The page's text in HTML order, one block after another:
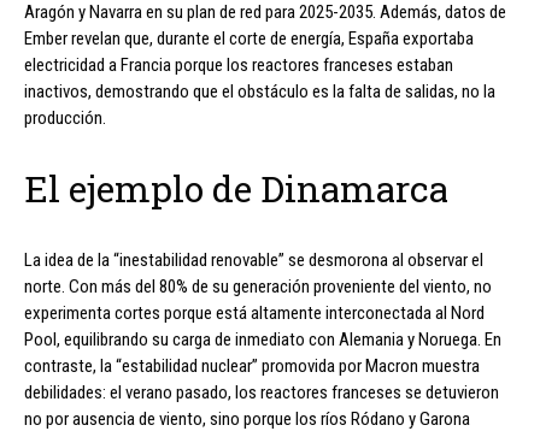
Aragón y Navarra en su plan de red para 2025-2035. Además, datos de
Ember revelan que, durante el corte de energía, España exportaba
electricidad a Francia porque los reactores franceses estaban
inactivos, demostrando que el obstáculo es la falta de salidas, no la
producción.
El ejemplo de Dinamarca
La idea de la “inestabilidad renovable” se desmorona al observar el
norte. Con más del 80% de su generación proveniente del viento, no
experimenta cortes porque está altamente interconectada al Nord
Pool, equilibrando su carga de inmediato con Alemania y Noruega. En
contraste, la “estabilidad nuclear” promovida por Macron muestra
debilidades: el verano pasado, los reactores franceses se detuvieron
no por ausencia de viento, sino porque los ríos Ródano y Garona